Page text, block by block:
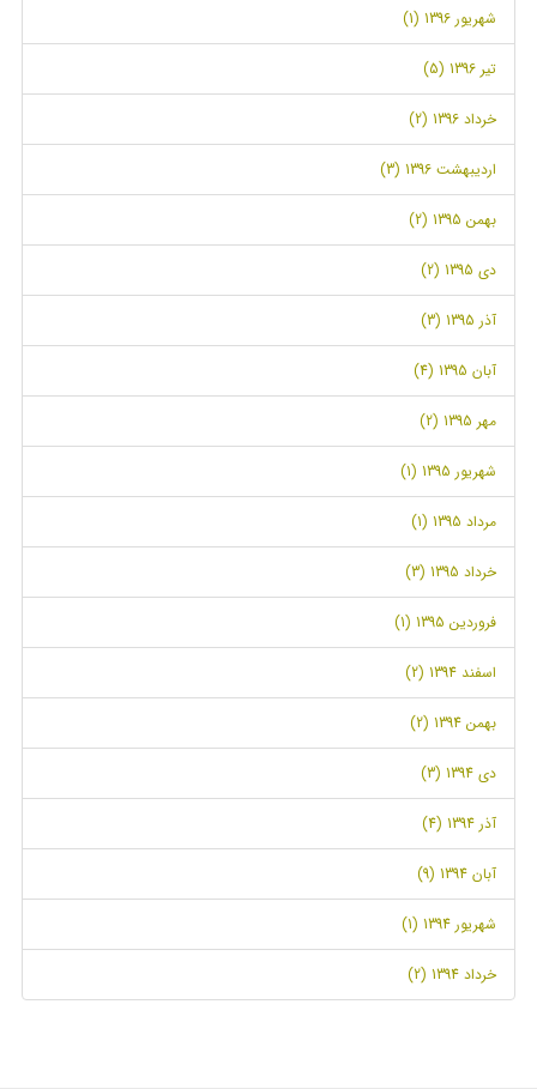
شهریور 1396 (1)
تیر 1396 (5)
خرداد 1396 (2)
اردیبهشت 1396 (3)
بهمن 1395 (2)
دی 1395 (2)
آذر 1395 (3)
آبان 1395 (4)
مهر 1395 (2)
شهریور 1395 (1)
مرداد 1395 (1)
خرداد 1395 (3)
فروردین 1395 (1)
اسفند 1394 (2)
بهمن 1394 (2)
دی 1394 (3)
آذر 1394 (4)
آبان 1394 (9)
شهریور 1394 (1)
خرداد 1394 (2)